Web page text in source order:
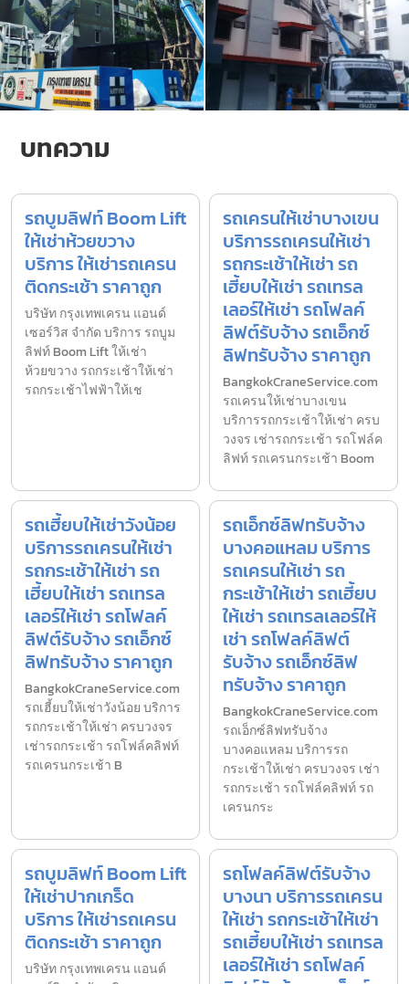
บทความ
รถบูมลิฟท์ Boom Lift
ให้เช่าห้วยขวาง
บริการ ให้เช่ารถเครน
ติดกระเช้า ราคาถูก
บริษัท กรุงเทพเครน แอนด์
เซอร์วิส จำกัด บริการ รถบูม
ลิฟท์ Boom Lift ให้เช่า
ห้วยขวาง รถกระเช้าให้เช่า
รถกระเช้าไฟฟ้าให้เช
รถเครนให้เช่าบางเขน
บริการรถเครนให้เช่า
รถกระเช้าให้เช่า รถ
เฮี้ยบให้เช่า รถเทรล
เลอร์ให้เช่า รถโฟลค์
ลิฟต์รับจ้าง รถเอ็กซ์
ลิฟทรับจ้าง ราคาถูก
BangkokCraneService.com
รถเครนให้เช่าบางเขน
บริการรถกระเช้าให้เช่า ครบ
วงจร เช่ารถกระเช้า รถโฟล์ค
ลิฟท์ รถเครนกระเช้า Boom
รถเฮี้ยบให้เช่าวังน้อย
บริการรถเครนให้เช่า
รถกระเช้าให้เช่า รถ
เฮี้ยบให้เช่า รถเทรล
เลอร์ให้เช่า รถโฟลค์
ลิฟต์รับจ้าง รถเอ็กซ์
ลิฟทรับจ้าง ราคาถูก
BangkokCraneService.com
รถเฮี้ยบให้เช่าวังน้อย บริการ
รถกระเช้าให้เช่า ครบวงจร
เช่ารถกระเช้า รถโฟล์คลิฟท์
รถเครนกระเช้า B
รถเอ็กซ์ลิฟทรับจ้าง
บางคอแหลม บริการ
รถเครนให้เช่า รถ
กระเช้าให้เช่า รถเฮี้ยบ
ให้เช่า รถเทรลเลอร์ให้
เช่า รถโฟลค์ลิฟต์
รับจ้าง รถเอ็กซ์ลิฟ
ทรับจ้าง ราคาถูก
BangkokCraneService.com
รถเอ็กซ์ลิฟทรับจ้าง
บางคอแหลม บริการรถ
กระเช้าให้เช่า ครบวงจร เช่า
รถกระเช้า รถโฟล์คลิฟท์ รถ
เครนกระ
รถบูมลิฟท์ Boom Lift
ให้เช่าปากเกร็ด
บริการ ให้เช่ารถเครน
ติดกระเช้า ราคาถูก
บริษัท กรุงเทพเครน แอนด์
รถโฟลค์ลิฟต์รับจ้าง
บางนา บริการรถเครน
ให้เช่า รถกระเช้าให้เช่า
รถเฮี้ยบให้เช่า รถเทรล
เลอร์ให้เช่า รถโฟลค์